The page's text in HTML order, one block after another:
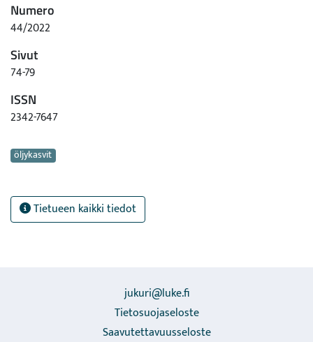
Numero
44/2022
Sivut
74-79
ISSN
2342-7647
Avainsanat
öljykasvit
Tietueen kaikki tiedot
jukuri@luke.fi
Tietosuojaseloste
Saavutettavuusseloste